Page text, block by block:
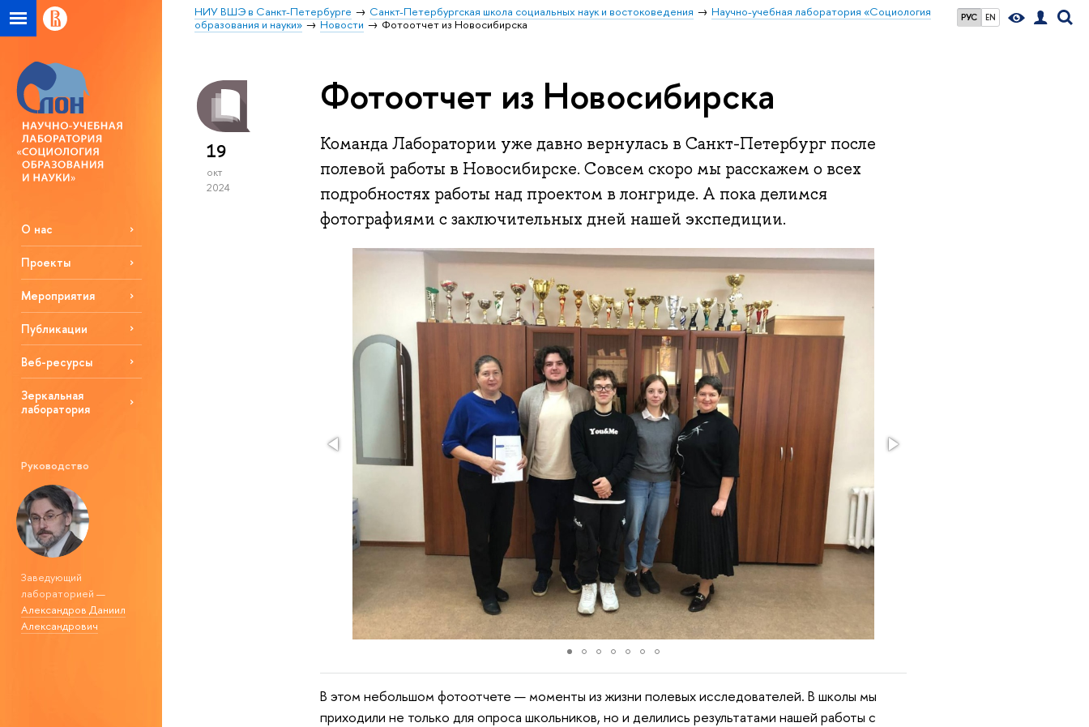
РУС EN
НИУ ВШЭ в Санкт-Петербурге Санкт-Петербургская школа социальных наук и востоковедения
Научно-учебная лаборатория «Социология
образования и науки»
Новости Фотоотчет из Новосибирска
О нас
Проекты
Мероприятия
Публикации
Веб-ресурсы
Зеркальная
лаборатория
Руководство
Заведующий
лабораторией —
Александров Даниил
Александрович
19
окт
2024
Фотоотчет из Новосибирска
Команда Лаборатории уже давно вернулась в Санкт-Петербург после
полевой работы в Новосибирске. Совсем скоро мы расскажем о всех
подробностях работы над проектом в лонгриде. А пока делимся
фотографиями с заключительных дней нашей экспедиции.
В этом небольшом фотоотчете — моменты из жизни полевых исследователей. В школы мы
приходили не только для опроса школьников, но и делились результатами нашей работы с